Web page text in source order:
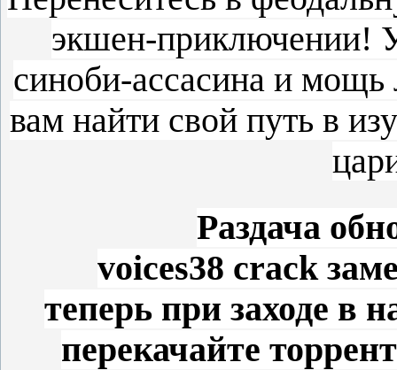
экшен-приключении!
синоби-ассасина и мощь
вам найти свой путь в
Раздача
voices38 crack
теперь при заходе в
перекачайте